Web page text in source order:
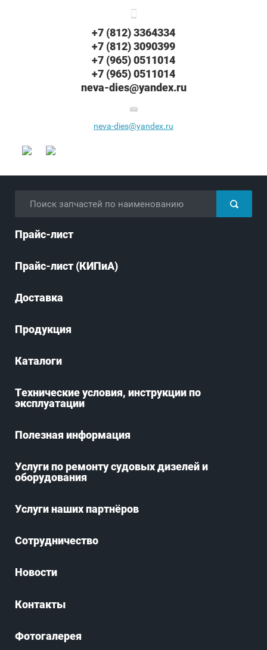
+7 (812) 3364334
+7 (812) 3090399
+7 (965) 0511014
+7 (965) 0511014
neva-dies@yandex.ru
neva-dies@yandex.ru
Прайс-лист
Прайс-лист (КИПиА)
Доставка
Продукция
Каталоги
Технические условия, инструкции по
эксплуатации
Полезная информация
Услуги по ремонту судовых дизелей и
оборудования
Услуги наших партнёров
Сотрудничество
Новости
Контакты
Фотогалерея